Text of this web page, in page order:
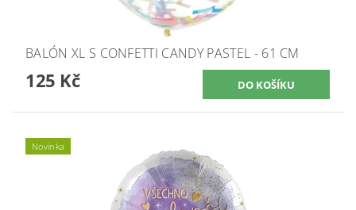
BALÓN XL S CONFETTI CANDY PASTEL - 61 CM
125 Kč
Novinka